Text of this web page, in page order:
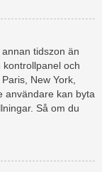
tidszon än
och
New York,
användare kan byta
Så om du